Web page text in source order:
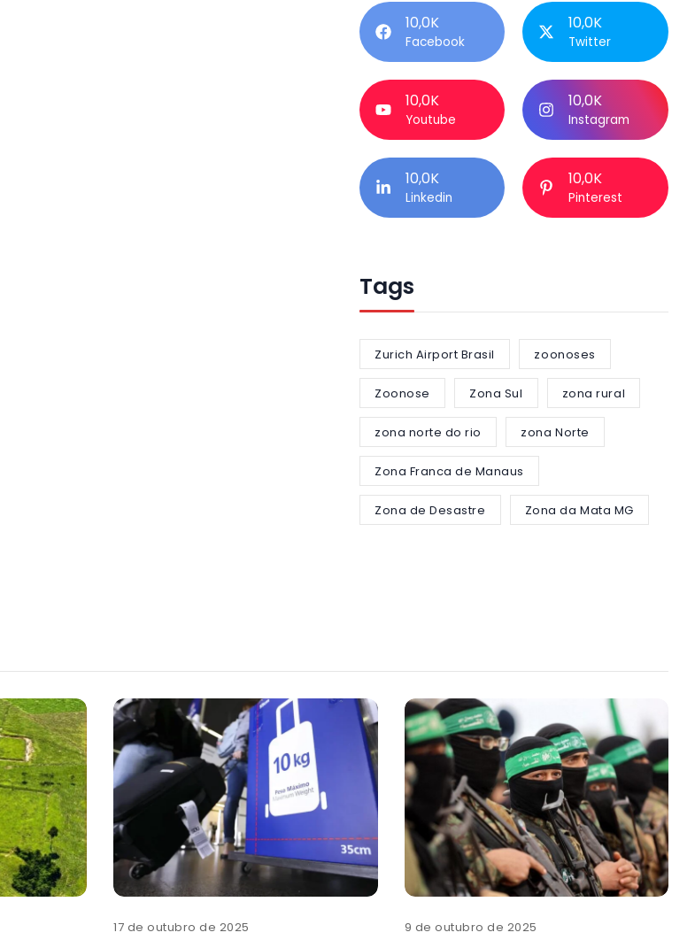
10,0K
Facebook
10,0K
Twitter
10,0K
Youtube
10,0K
Instagram
10,0K
Linkedin
10,0K
Pinterest
Tags
Zurich Airport Brasil zoonoses
Zoonose Zona Sul zona rural
zona norte do rio zona Norte
Zona Franca de Manaus
Zona de Desastre Zona da Mata MG
17 de outubro de 2025 9 de outubro de 2025